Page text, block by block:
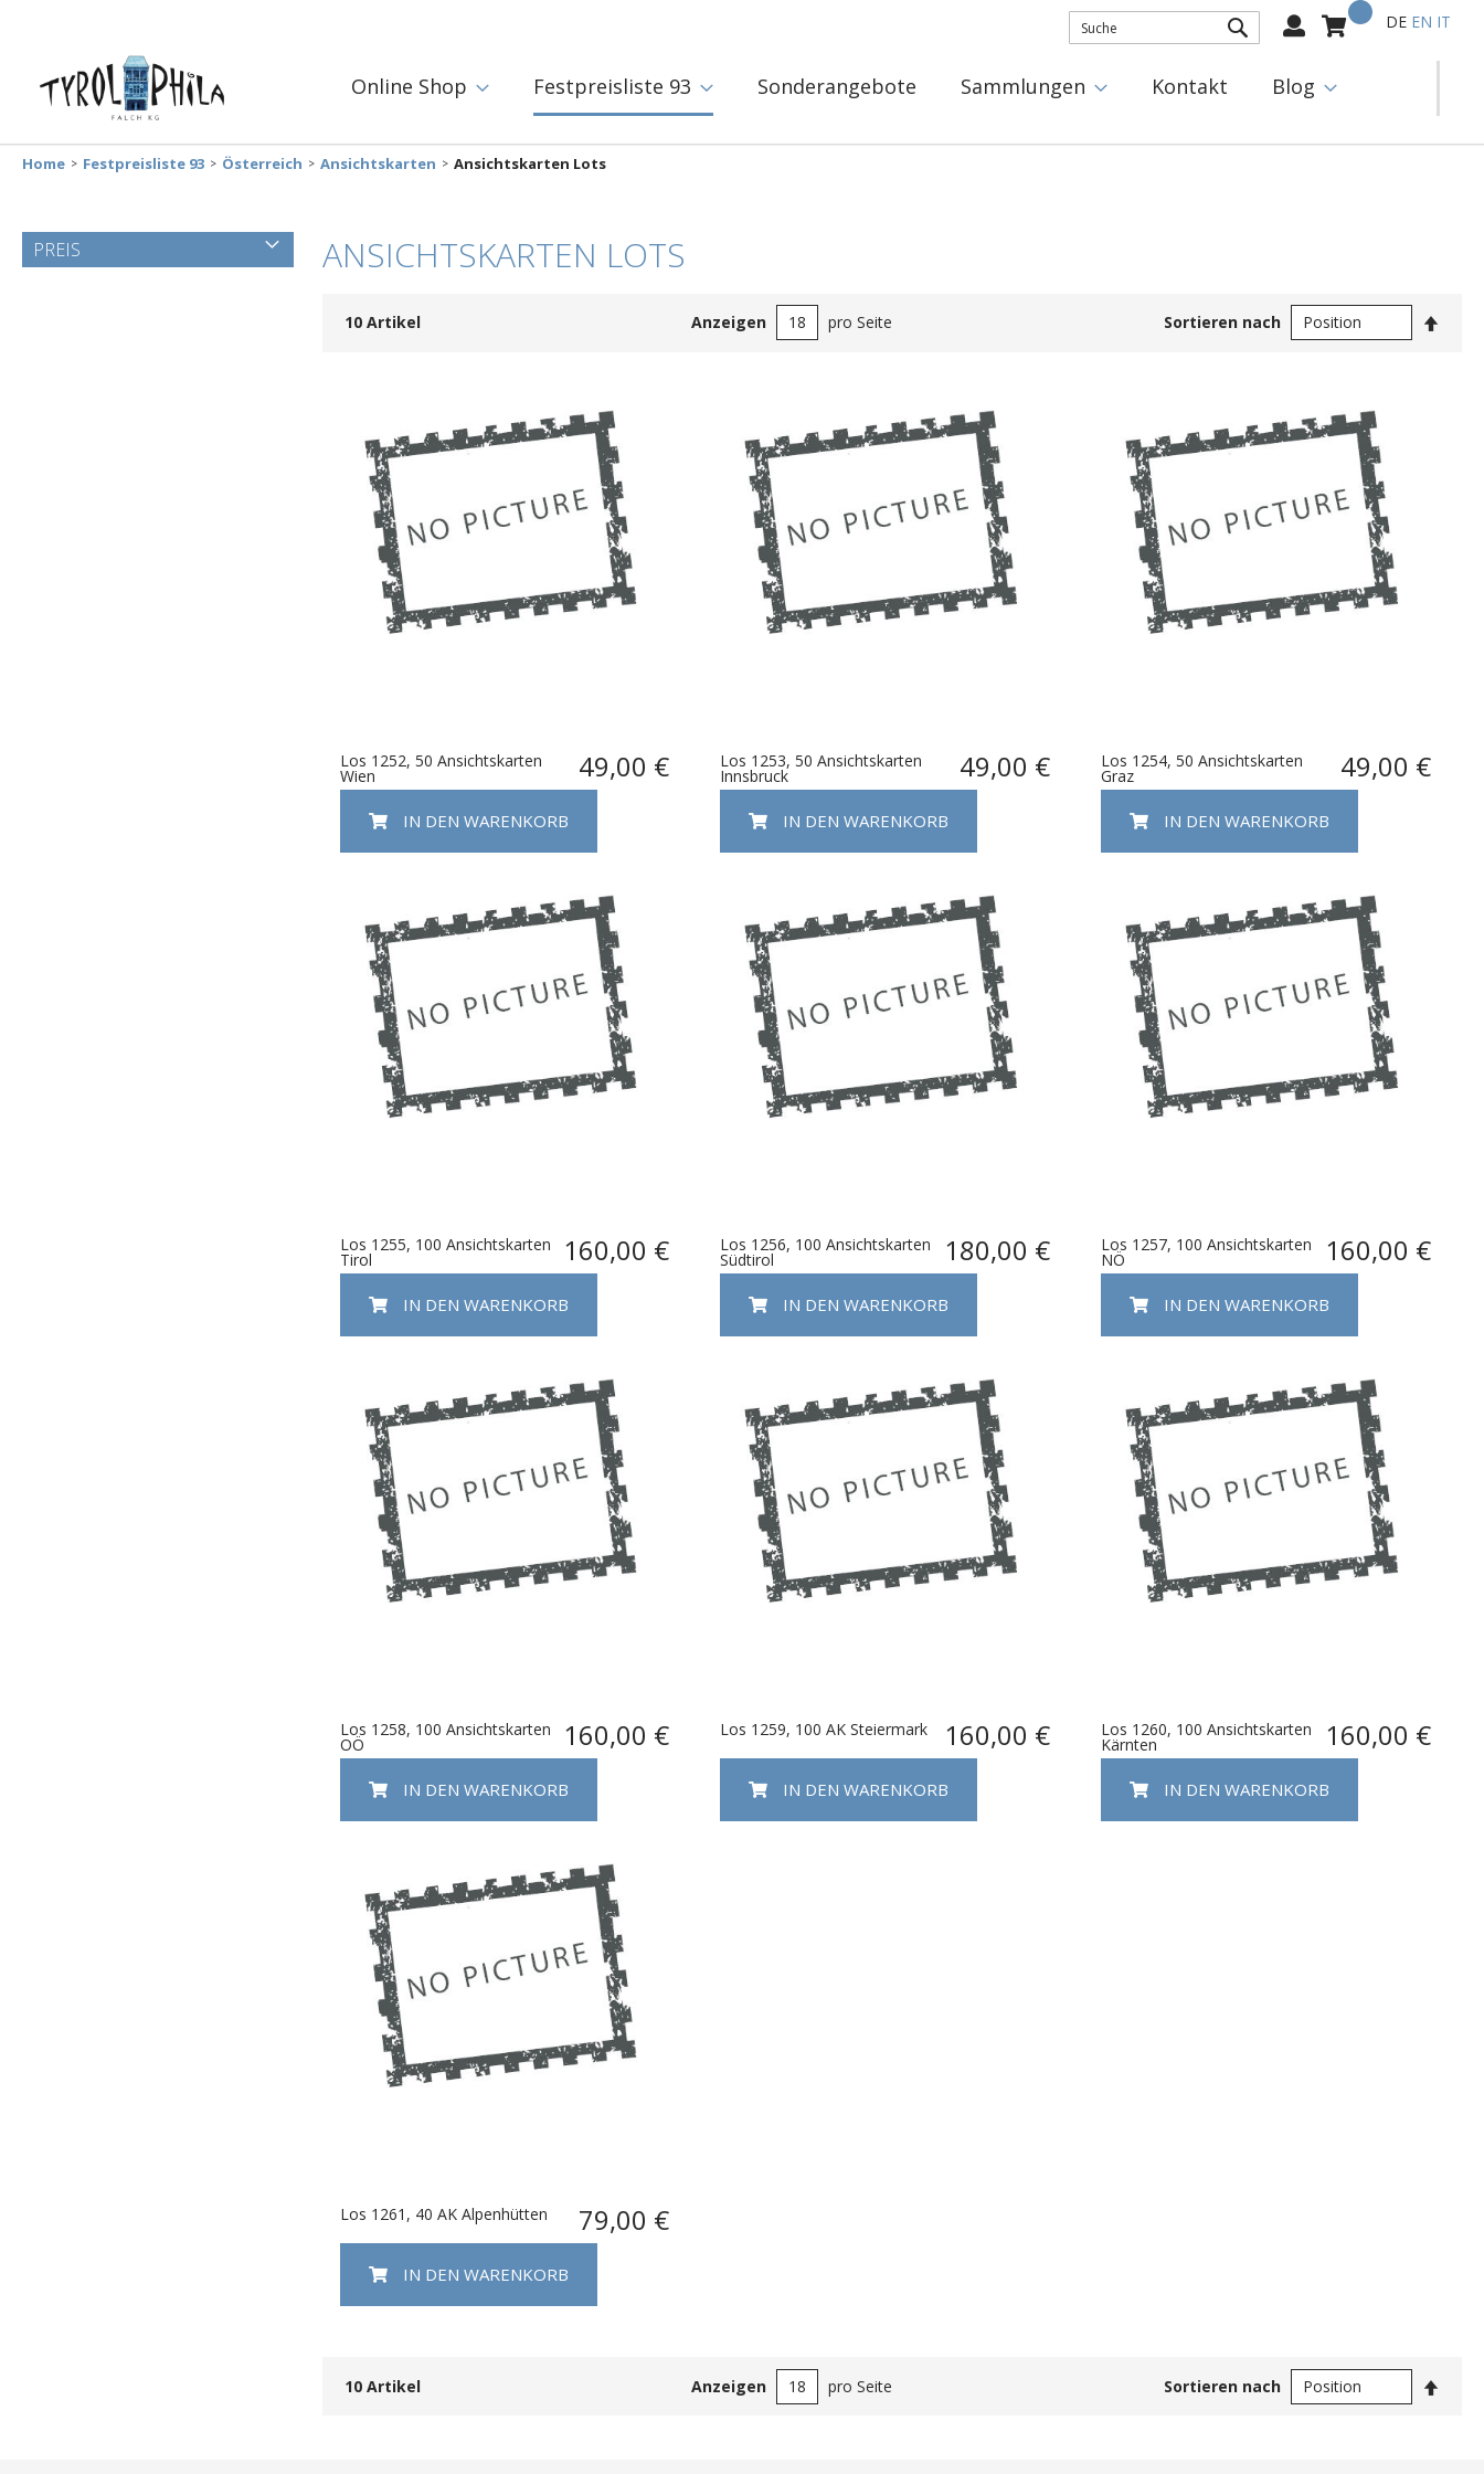
Mein Warenkorb
Select
DE EN IT
Online Shop Festpreisliste 93 Sonderangebote Sammlungen Kontakt Blog
Home Festpreisliste 93 Österreich Ansichtskarten Ansichtskarten Lots
ANSICHTSKARTEN LOTS
10Artikel Anzeigen pro Seite Sortieren nach
Los 1252, 50 Ansichtskarten
Wien 49,00 €
IN DEN WARENKORB
Los 1253, 50 Ansichtskarten
Innsbruck 49,00 €
IN DEN WARENKORB
Los 1254, 50 Ansichtskarten
Graz 49,00 €
IN DEN WARENKORB
Los 1255, 100 Ansichtskarten
Tirol 160,00 €
IN DEN WARENKORB
Los 1256, 100 Ansichtskarten
Südtirol 180,00 €
IN DEN WARENKORB
Los 1257, 100 Ansichtskarten
NÖ 160,00 €
IN DEN WARENKORB
Los 1258, 100 Ansichtskarten
OÖ 160,00 €
IN DEN WARENKORB
Los 1259, 100 AK Steiermark 160,00 €
IN DEN WARENKORB
Los 1260, 100 Ansichtskarten
Kärnten 160,00 €
IN DEN WARENKORB
Los 1261, 40 AK Alpenhütten 79,00 €
IN DEN WARENKORB
10Artikel Anzeigen pro Seite Sortieren nach
PREIS